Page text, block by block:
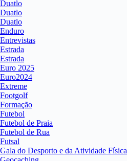
Duatlo
Duatlo
Duatlo
Enduro
Entrevistas
Estrada
Estrada
Euro 2025
Euro2024
Extreme
Footgolf
Formação
Futebol
Futebol de Praia
Futebol de Rua
Futsal
Gala do Desporto e da Atividade Física